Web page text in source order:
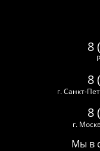
8
8
г. Санкт-
8
г.
Мы в